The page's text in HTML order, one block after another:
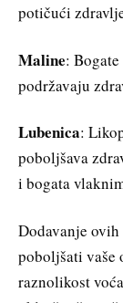
potičući
Maline:
podržavaju
Lubenica:
poboljšava
i bogata
Dodavanje
poboljšati vaše
raznolikost